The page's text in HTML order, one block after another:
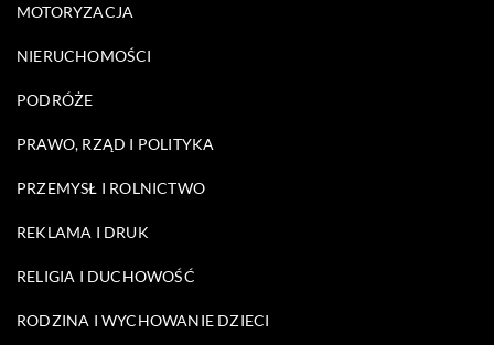
MOTORYZACJA
NIERUCHOMOŚCI
PODRÓŻE
PRAWO, RZĄD I POLITYKA
PRZEMYSŁ I ROLNICTWO
REKLAMA I DRUK
RELIGIA I DUCHOWOŚĆ
RODZINA I WYCHOWANIE DZIECI